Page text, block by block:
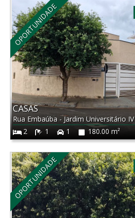
OPORTUNIDADE
CASAS
Rua Embaúba - Jardim Universitário IV
2
1 1 180.00 m²
OPORTUNIDADE